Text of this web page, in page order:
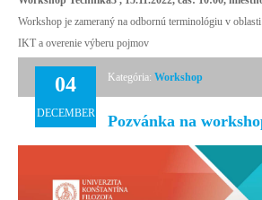
Doktorandské štúdium
Celoživotné vzdelávanie
Uchádzači o štúdium
Workshop je zameraný na odbornú terminológiu v
IKT a overenie výberu pojmov
Kategória: Workshop
04
DECEMBER Pozvánka na